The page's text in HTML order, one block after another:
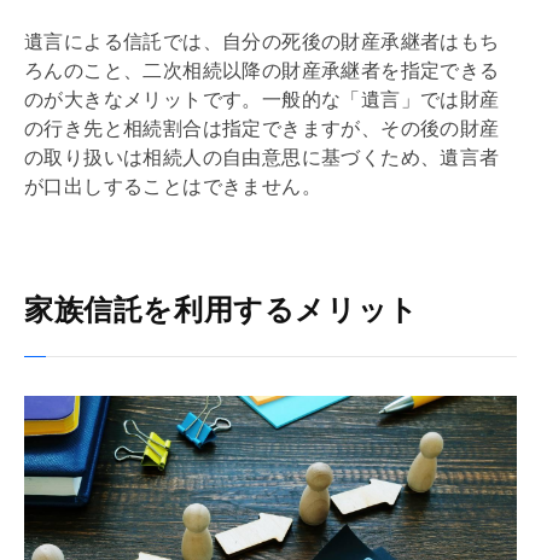
遺言による信託では、自分の死後の財産承継者はもち
ろんのこと、二次相続以降の財産承継者を指定できる
のが大きなメリットです。一般的な「遺言」では財産
の行き先と相続割合は指定できますが、その後の財産
の取り扱いは相続人の自由意思に基づくため、遺言者
が口出しすることはできません。
家族信託を利用するメリット